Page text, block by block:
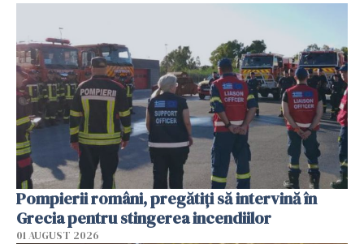
Pompierii români, pregătiţi să intervină în
Grecia pentru stingerea incendiilor
01 AUGUST 2026